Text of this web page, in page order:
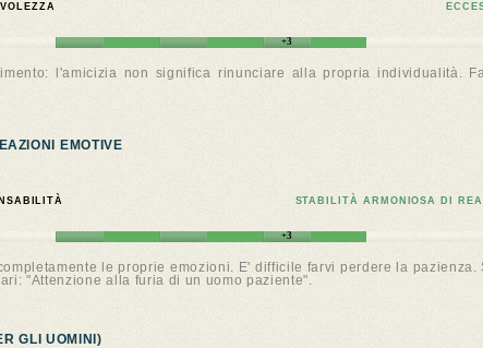
+3
l'amicizia non significa rinunciare alla propria individualità.
EMOTIVE
STABILITÀ ARMONIOSA DI
+3
le proprie emozioni. E' difficile farvi perdere la pazienza.
"Attenzione alla furia di un uomo paziente".
GLI UOMINI)